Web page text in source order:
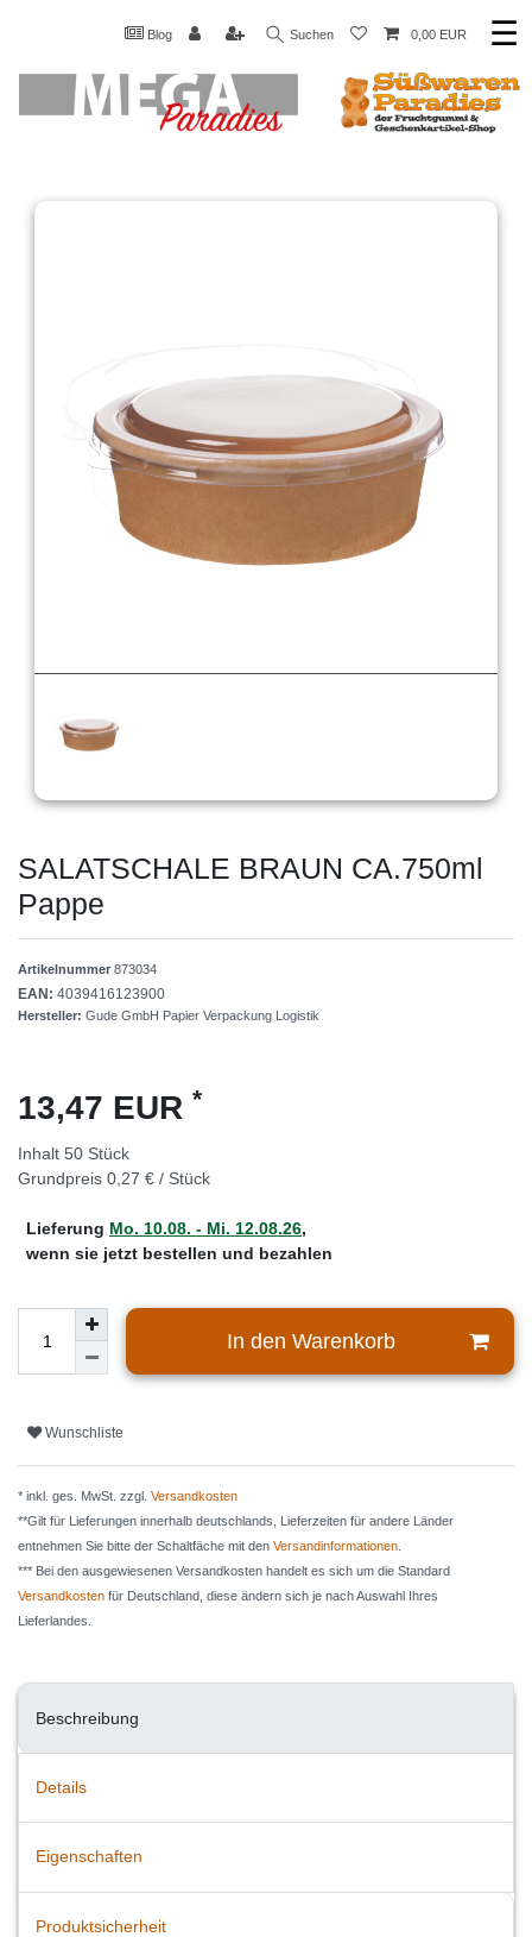
Blog Suchen 0,00 EUR ☰
SALATSCHALE BRAUN CA.750ml
Pappe
Artikelnummer 873034
EAN: 4039416123900
Hersteller: Gude GmbH Papier Verpackung Logistik
13,47 EUR *
Inhalt 50 Stück
Grundpreis 0,27 € / Stück
Lieferung Mo. 10.08. - Mi. 12.08.26,
wenn sie jetzt bestellen und bezahlen
In den Warenkorb
Wunschliste
* inkl. ges. MwSt. zzgl. Versandkosten
**Gilt für Lieferungen innerhalb deutschlands, Lieferzeiten für andere Länder
entnehmen Sie bitte der Schaltfäche mit den Versandinformationen
*** Bei den ausgewiesenen Versandkosten handelt es sich um die Standard
Versandkosten für Deutschland, diese ändern sich je nach Auswahl Ihres
Lieferlandes.
Beschreibung
Details
Eigenschaften
Produktsicherheit